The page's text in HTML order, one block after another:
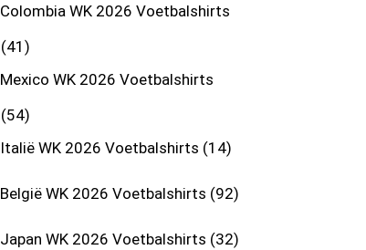
Colombia WK 2026 Voetbalshirts
41
Mexico WK 2026 Voetbalshirts
54
Italië WK 2026 Voetbalshirts 14
België WK 2026 Voetbalshirts 92
Japan WK 2026 Voetbalshirts 32